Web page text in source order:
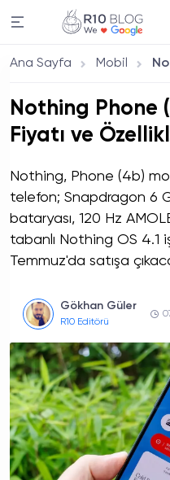
Ana Sayfa Mobil
Nothing Phone
Fiyatı ve
Nothing, Phone (4b)
telefon; Snapdragon 6
bataryası, 120 Hz
tabanlı Nothing OS 4.1
Temmuz'da satışa
Gökhan Güler
R10 Editörü